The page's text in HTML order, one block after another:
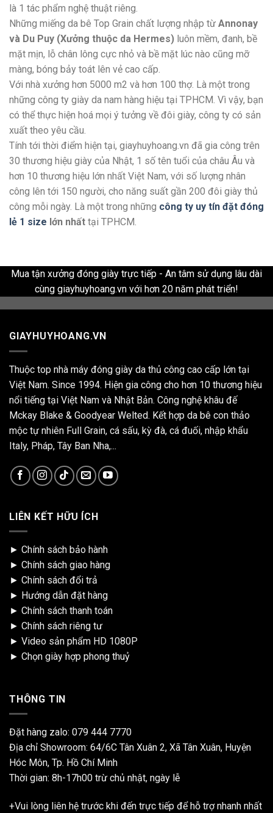
là 1 tác phẩm nghệ thuật riêng.
Những miếng da bê Top Grain chất lượng nhập từ Annonay
và Du Puy (Xưởng thuộc da Hermes) luôn mềm, đanh, bề
mặt mịn, lỗ chân lông cực nhỏ và bề mặt lúc nào cũng mỡ
màng, bóng bảy toát lên vẻ cao cấp.
Với nhà xưởng hơn 5000 m2 và hơn 100 thợ. Là một trong
những công ty giày da nam hàng hiệu tại TPHCM. Vì vậy, bạn
có thể thực hiện hoá mọi ý tưởng về đôi giày, công ty có sản
xuất theo yêu cầu.
Tính tới thời điểm hiện tại, giayhuyhoang.vn đã gia công trên
30 thương hiệu giày của Nhật, 1 số tên tuổi của châu Âu và
hơn 10 thương hiệu lớn nhất Việt Nam, với số lượng nhân
công lên tới 150 người, cho năng suất gần 200 đôi giày thủ
công mỗi ngày. Là một trong những công ty uy tín đặt đóng
lẻ 1 size lớn nhất tại TPHCM.
Mua tận xưởng đóng giày trực tiếp - An tâm sử dụng lâu dài
cùng giayhuyhoang.vn với hơn 20 năm phát triển!
GIAYHUYHOANG.VN
Thuộc top nhà máy đóng giày da thủ công cao cấp lớn tại
Việt Nam. Since 1994. Hiện gia công cho hơn 10 thương hiệu
nổi tiếng tại Việt Nam và Nhật Bản. Công nghệ khâu đế
Mckay Blake & Goodyear Welted. Kết hợp da bê con thảo
mộc tự nhiên Full Grain, cá sấu, kỳ đà, cá đuối, nhập khẩu
Italy, Pháp, Tây Ban Nha,...
LIÊN KẾT HỮU ÍCH
► Chính sách bảo hành
► Chính sách giao hàng
► Chính sách đổi trả
► Hướng dẫn đặt hàng
► Chính sách thanh toán
► Chính sách riêng tư
► Video sản phẩm HD 1080P
► Chọn giày hợp phong thuỷ
THÔNG TIN
Đặt hàng zalo: 079 444 7770
Địa chỉ Showroom: 64/6C Tân Xuân 2, Xã Tân Xuân, Huyện
Hóc Môn, Tp. Hồ Chí Minh
Thời gian: 8h-17h00 trừ chủ nhật, ngày lễ
+Vui lòng liên hệ trước khi đến trực tiếp để hỗ trợ nhanh nhất